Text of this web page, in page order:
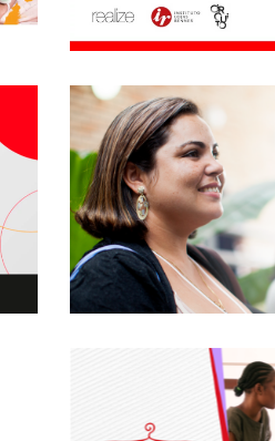
Instituto Lojas
Tamo Junto – Voa